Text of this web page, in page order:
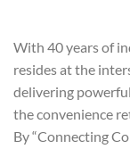
With 40 years of
resides at the
delivering
the convenience
By “Connecting